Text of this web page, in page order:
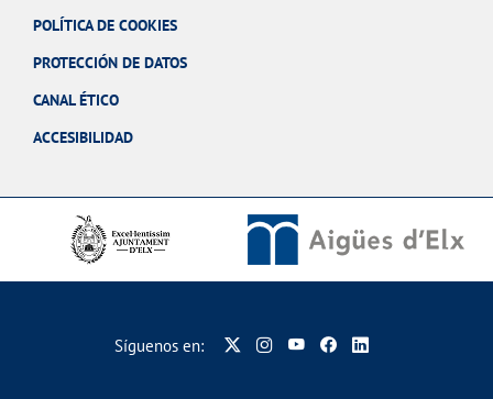
POLÍTICA DE COOKIES
PROTECCIÓN DE DATOS
CANAL ÉTICO
ACCESIBILIDAD
Síguenos en: